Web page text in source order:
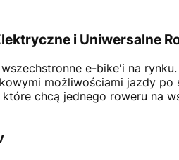
i Uniwersalne
e-bike'i na
możliwościami jazdy po
które chcą jednego roweru na